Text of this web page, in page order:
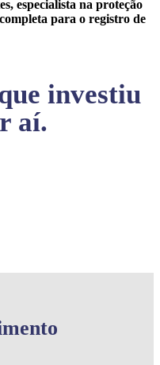
especialista na proteção
para o registro de
investiu
aí.